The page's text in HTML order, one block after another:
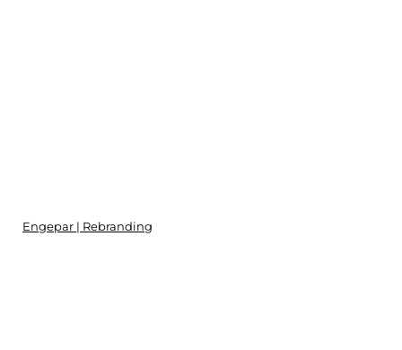
Engepar | Rebranding